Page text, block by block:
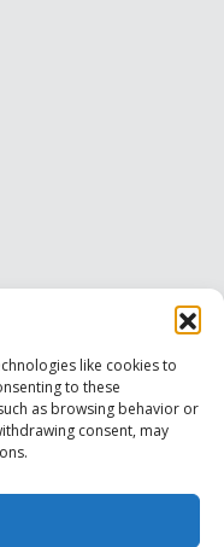
like cookies to
to these
as browsing behavior or
consent, may